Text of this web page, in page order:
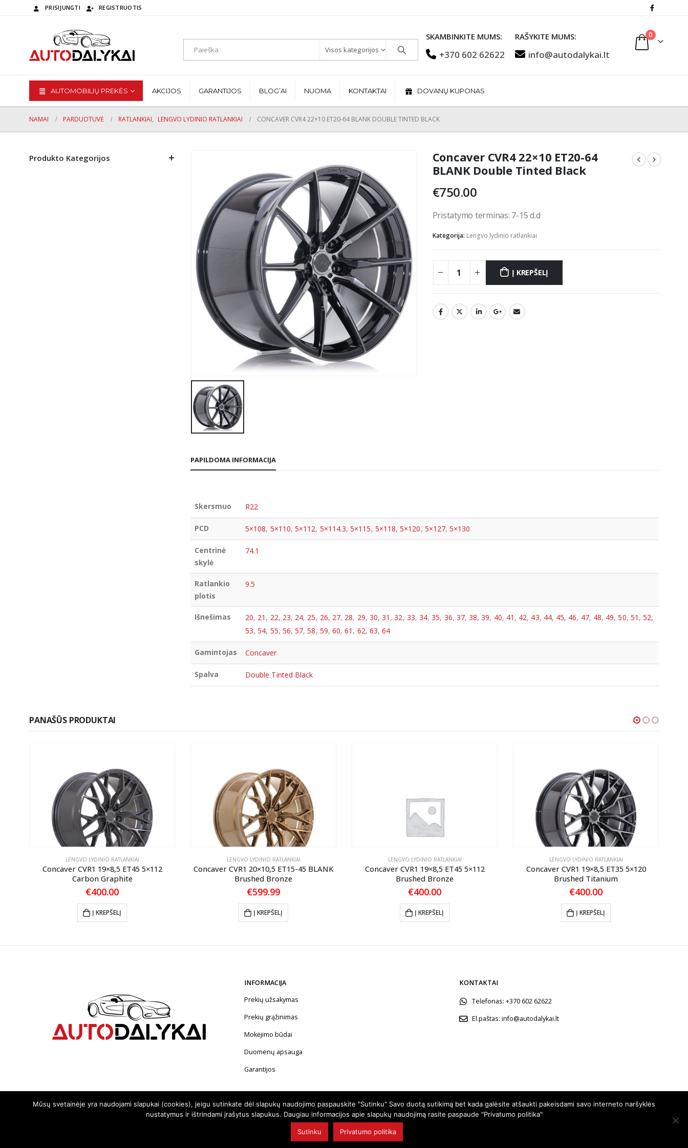
PRISIJUNGTI REGISTRUOTIS
Visos kategorijos
SKAMBINKITE MUMS:
+370 602 62622
RAŠYKITE MUMS:
info@autodalykai.lt
0
AUTOMOBILIŲ PREKĖS AKCIJOS GARANTIJOS BLOG’AI NUOMA KONTAKTAI DOVANŲ KUPONAS
NAMAI PARDUOTUVĖ RATLANKIAI, LENGVO LYDINIO RATLANKIAI CONCAVER CVR4 22×10 ET20-64 BLANK DOUBLE TINTED BLACK
Concaver CVR4 22×10 ET20-64
BLANK Double Tinted Black
€750.00
Pristatymo terminas: 7-15 d.d
Kategorija: Lengvo lydinio ratlankiai
Į KREPŠELĮ
PAPILDOMA INFORMACIJA
Skersmuo R22
PCD 5×108, 5×110, 5×112, 5×114.3,5×115, 5×118,5×120, 5×127,5×130
Centrinė
skylė
74.1
Ratlankio
plotis
9.5
Išnešimas 20, 21 , 22, 23, 24, 25, 26, 27, 28, 29, 30,31 ,32, 33, 34,35, 36, 37,38,39, 40, 41 , 42, 43, 44, 45, 46, 47, 48, 49,50, 51 , 52,
53,54, 55, 56,57,58, 59, 60,61 , 62, 63,64
Gamintojas Concaver
Spalva Double Tinted Black
Produkto Kategorijos
PANAŠŪS PRODUKTAI
LENGVO LYDINIO RATLANKIAI
Concaver CVR1 19×8,5 ET45 5×112
Carbon Graphite
€400.00
Į KREPŠELĮ
LENGVO LYDINIO RATLANKIAI
Concaver CVR1 20×10,5 ET15-45 BLANK
Brushed Bronze
€599.99
Į KREPŠELĮ
LENGVO LYDINIO RATLANKIAI
Concaver CVR1 19×8,5 ET45 5×112
Brushed Bronze
€400.00
Į KREPŠELĮ
LENGVO LYDINIO RATLANKIAI
Concaver CVR1 19×8,5 ET35 5×120
Brushed Titanium
€400.00
Į KREPŠELĮ
INFORMACIJA
Prekių užsakymas
Prekių grąžinimas
Mokėjimo būdai
Duomenų apsauga
Garantijos
KONTAKTAI
Telefonas: +370 602 62622
El.paštas: info@autodalykai.lt
Mūsų svetainėje yra naudojami slapukai (cookies), jeigu sutinkate dėl slapukų naudojimo paspauskite "Sutinku" Savo duotą sutikimą bet kada galėsite atšaukti pakeisdami savo interneto naršyklės
nustatymus ir ištrindami įrašytus slapukus. Daugiau informacijos apie slapukų naudojimą rasite paspaude "Privatumo politika"
Sutinku Privatumo politika